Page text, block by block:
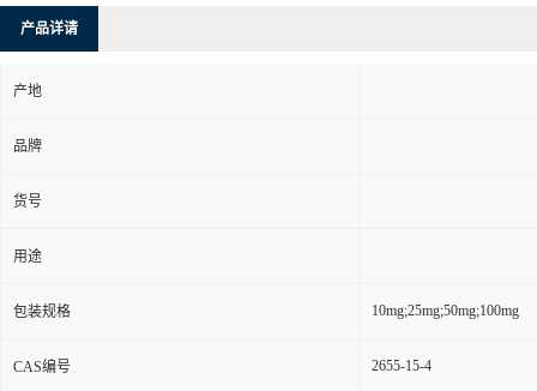
产品详请
产地
品牌
货号
用途
包装规格 10mg;25mg;50mg;100mg
CAS编号 2655-15-4